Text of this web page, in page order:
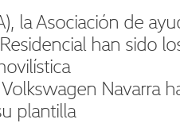
la Asociación de
han sido
Navarra
plantilla